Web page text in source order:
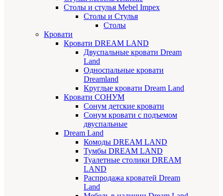
Cтолы и стулья Mebel Impex
Столы и Стулья
Столы
Кровати
Кровати DREAM LAND
Двуспальные кровати Dream
Land
Односпальные кровати
Dreamland
Круглые кровати Dream Land
Кровати СОНУМ
Сонум детские кровати
Сонум кровати с подъемом
двуспальные
Dream Land
Комоды DREAM LAND
Тумбы DREAM LAND
Туалетные столики DREAM
LAND
Распродажа кроватей Dream
Land